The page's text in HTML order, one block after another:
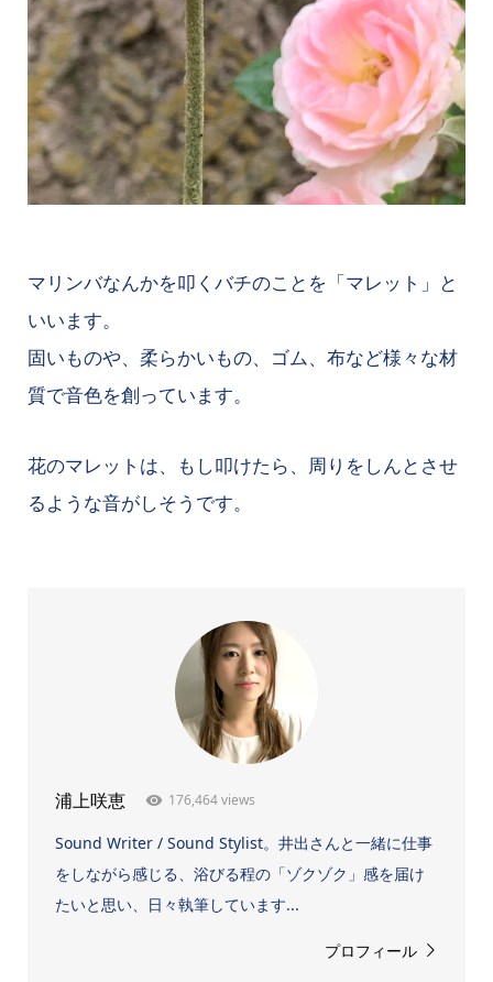
マリンバなんかを叩くバチのことを「マレット」と
いいます。
固いものや、柔らかいもの、ゴム、布など様々な材
質で音色を創っています。
花のマレットは、もし叩けたら、周りをしんとさせ
るような音がしそうです。
浦上咲恵 176,464 views
Sound Writer / Sound Stylist。井出さんと一緒に仕事
をしながら感じる、浴びる程の「ゾクゾク」感を届け
たいと思い、日々執筆しています...
プロフィール